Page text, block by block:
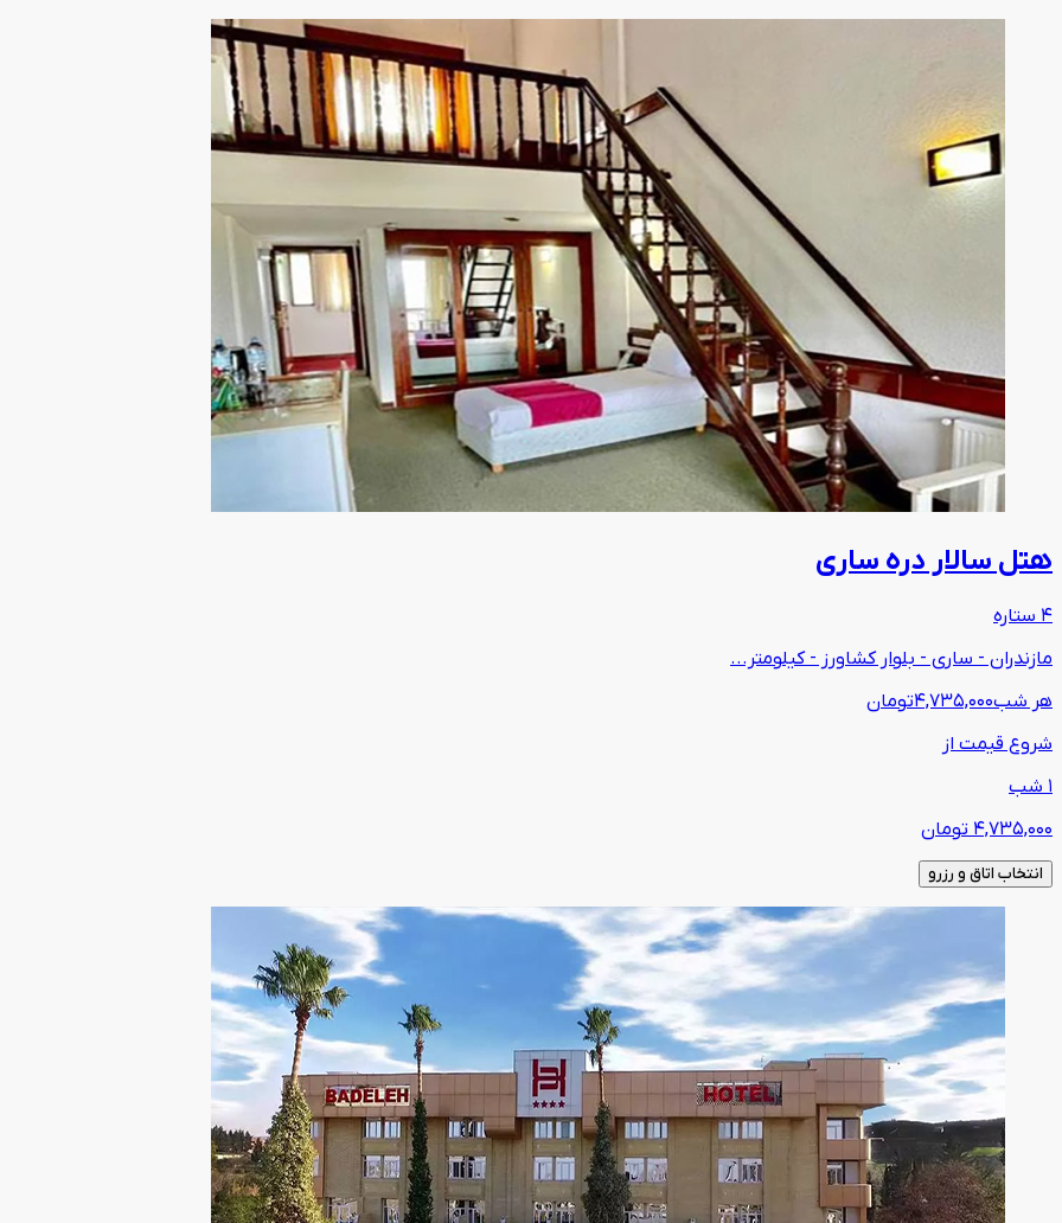
هتل سالار دره ساری
4 ستاره
مازندران - ساری - بلوار کشاورز - کیلومتر...
هر شب4,735,000تومان
شروع قیمت از
1 شب
4,735,000 تومان
انتخاب اتاق و رزرو